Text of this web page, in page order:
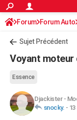
ACTUALITÉS
Politique
Société
Faits Divers
Education
Monde
Villes
+
AUTO
Essais
Réserver un essai
Citadines
Berlines
SUV
Forum auto
+HIGH-TECH
Forum Forum Auto
Sujet Précédent
Voyant
Essence
Djackister-
snocky. -